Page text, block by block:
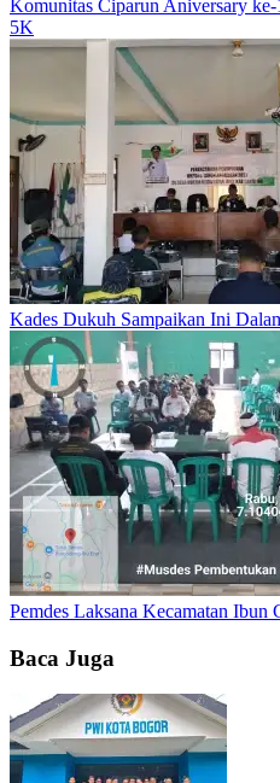
Komunitas Ciparun Aniversary
5K
Kades Dukuh Sampaikan Ini
Pemdes Laksana Kecamatan Ibun
Baca Juga